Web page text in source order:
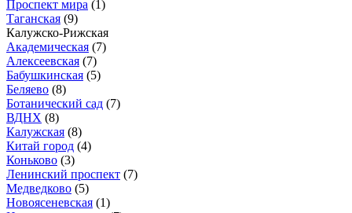
Проспект мира (1)
Таганская (9)
Калужско-Рижская
Академическая (7)
Алексеевская (7)
Бабушкинская (5)
Беляево (8)
Ботанический сад (7)
ВДНХ (8)
Калужская (8)
Китай город (4)
Коньково (3)
Ленинский проспект (7)
Медведково (5)
Новоясеневская (1)